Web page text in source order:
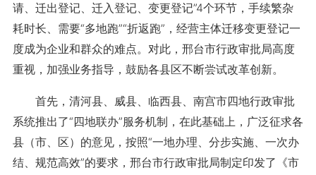
请、迁出登记、迁入登记、变更登记”4个环节，手续繁杂
耗时长、需要“多地跑”“折返跑”，经营主体迁移变更登记一
度成为企业和群众的难点。对此，邢台市行政审批局高度
重视，加强业务指导，鼓励各县区不断尝试改革创新。
首先，清河县、威县、临西县、南宫市四地行政审批
系统推出了“四地联办”服务机制，在此基础上，广泛征求各
县（市、区）的意见，按照“一地办理、分步实施、一次办
结、规范高效”的要求，邢台市行政审批局制定印发了《市